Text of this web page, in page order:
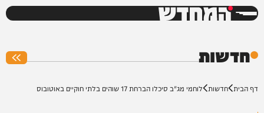
המחדש
חדשות
דף הבית חדשות לוחמי מג"ב סיכלו הברחת 17 שוהים בלתי חוקיים באוטובוס